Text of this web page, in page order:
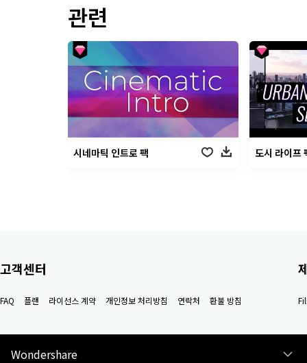
관련
시네마틱 인트로 팩 도시 라이프
고객센터
FAQ 플랜 라이선스 계약 개인정보 처리방침 연락처 환불 방침
Wondershare